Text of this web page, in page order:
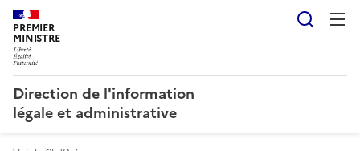
PREMIER
MINISTRE
Direction de l'information
légale et administrative